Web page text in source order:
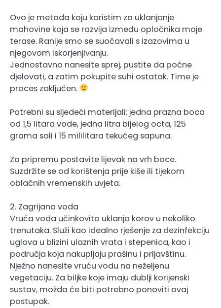
Ovo je metoda koju koristim za uklanjanje
mahovine koja se razvija između opločnika moje
terase. Ranije smo se suočavali s izazovima u
njegovom iskorjenjivanju.
Jednostavno nanesite sprej, pustite da počne
djelovati, a zatim pokupite suhi ostatak. Time je
proces zaključen.
Potrebni su sljedeći materijali: jedna prazna boca
od 1,5 litara vode, jedna litra bijelog octa, 125
grama soli i 15 mililitara tekućeg sapuna.
Za pripremu postavite lijevak na vrh boce.
Suzdržite se od korištenja prije kiše ili tijekom
oblačnih vremenskih uvjeta.
2. Zagrijana voda
Vruća voda učinkovito uklanja korov u nekoliko
trenutaka. Služi kao idealno rješenje za dezinfekciju
uglova u blizini ulaznih vrata i stepenica, kao i
područja koja nakupljaju prašinu i prljavštinu.
Nježno nanesite vruću vodu na neželjenu
vegetaciju. Za biljke koje imaju dublji korijenski
sustav, možda će biti potrebno ponoviti ovaj
postupak.